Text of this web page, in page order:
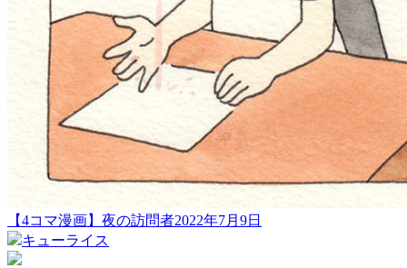
【4コマ漫画】夜の訪問者2022年7月9日
キューライス